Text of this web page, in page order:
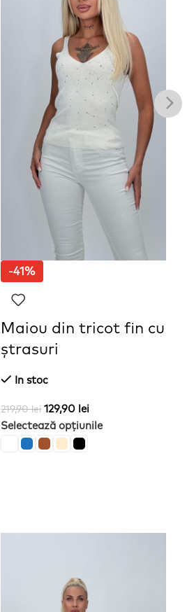
-41%
Maiou din tricot fin cu
ștrasuri
In stoc
219,90lei 129,90 lei
Selectează opțiunile